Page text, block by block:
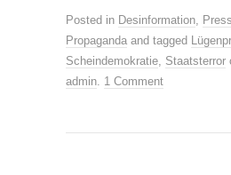
Posted in Desinformation
Propaganda and tagged
Scheindemokratie Staatsterror
admin 1 Comment